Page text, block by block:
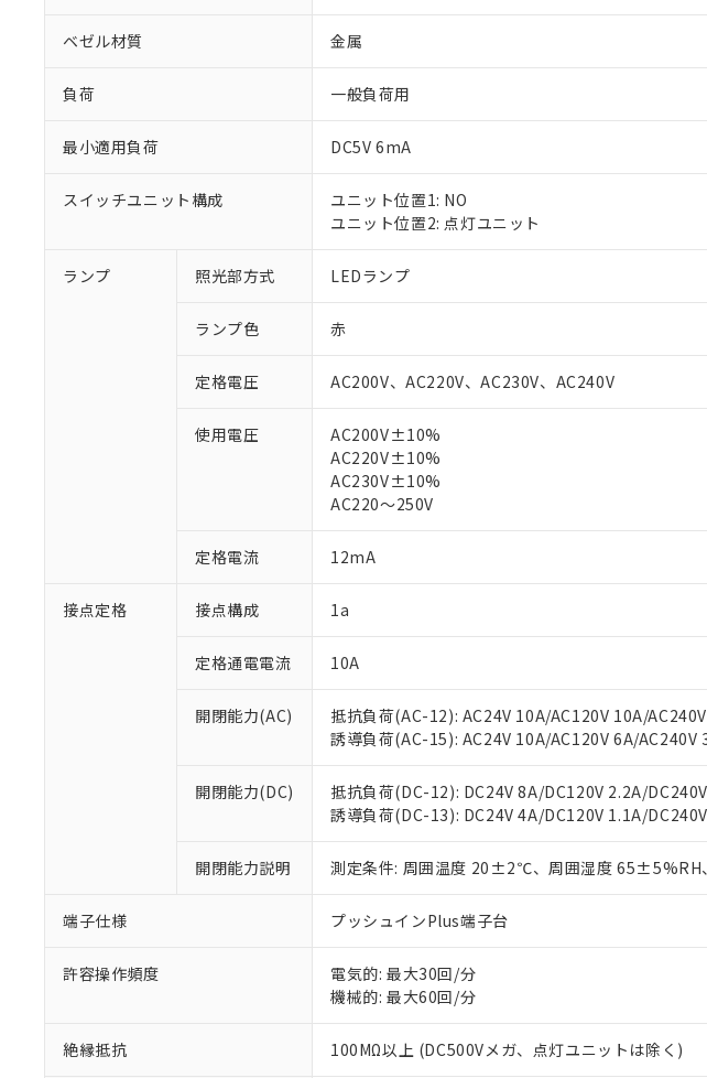
ベゼル材質 金属
負荷 一般負荷用
最小適用負荷 DC5V 6mA
スイッチユニット構成
ユニット位置1: NO
ユニット位置2: 点灯ユニット
ランプ 照光部方式 LEDランプ
ランプ色 赤
定格電圧 AC200V、AC220V、AC230V、AC240V
使用電圧
AC200V±10%
AC220V±10%
AC230V±10%
AC220～250V
定格電流 12mA
接点定格 接点構成 1a
定格通電電流 10A
開閉能力(AC)
抵抗負荷(AC-12): AC24V 10A/AC120V 10A/
誘導負荷(AC-15): AC24V 10A/AC120V 6A/AC240V
開閉能力(DC)
抵抗負荷(DC-12): DC24V 8A/DC120V 2.2A/
誘導負荷(DC-13): DC24V 4A/DC120V 1.1A/
開閉能力説明 測定条件: 周囲温度 20±2℃、周囲湿度 65±5%RH
端子仕様 プッシュインPlus端子台
許容操作頻度
電気的: 最大30回/分
機械的: 最大60回/分
絶縁抵抗 100MΩ以上 (DC500Vメガ、点灯ユニットは除く)
ご利用条件
以下の条件をお読みいただき、同意のうえご利用
正式な納期状況および標準価格はお客様の
当社販売員にご相談ください。
オムロン制御機器販売店や当社販売拠点は
在庫状況および標準価格結果を当社の事前
す。
マイパーツ機能（部品リスト作成サービ
ている必要があります。
が、当社の製品・サービスに関するお客様
さい。
※当社の共同利用者とは、
いる法人を指します。
対応予定：EU RoHS指令（10物質）の非含有に
対応予定なし：EU RoHS指令（10物質）の非含
調査・確認中：EU RoHS指令（10物質）の非含
非該当品：ライセンス料など無形物で、有害物
仕入先様の事情により、非含有部品としていた
があります。
*EU RoHS指令（10物質）：
六価クロム(Cr(Ⅵ)) 1000ppm以下、ポリ臭化ビフェニル類
但し、RoHS指令で産業用監視および制御機器に対する適用除
フタル酸エステル類の４物質については閾値を超える意図的
※2 対応予定月
部品在庫の切り替え状況などにより、予定月が
※3 非含有証明書ダウンロード
EU RoHS指令（10物質）の非含有証明書
51物質の非含有証明書（当社基準）
※本証明書は発行日時点で非含有を証明するも
また、RoHS指令のフタル酸エステル類４物質
混在することから備考欄に対応日を記載しており
既に当社にて対応品への在庫切替を完了して
※1 中国RoHS○×表
「×」：最大均質材料含有率が中国RoHSの基準
「－」：未確認です。当社販売部門へお問い合わ
Pb(鉛) :1000ppm、 Hg(水銀) : 1000ppm、 Cd(カドミウム) :
DBP(フタル酸ジブチル) : 1000ppm、 DIBP(フタル酸ジイソ
※2 環境保護使用期限
「ｅ」：有害物質（10物質）のすべてが基準値
「10」：通常の使用状況下において有害物質が
味します。
「－」：未確認です。当社販売部門へお問い合
う）を輸出または国外への提供する場合は
置等に一切使用いたしません。
当社は、貴社製品を第三者に販売する場合
また当社は、販売先および販売に係わる関
たしません。
記
説明
△ 一定数には満たないが在庫あり
－
在庫なし(最新の在庫状況については
機器販売店・当社販売員にご確認くだ
空
白
受注生産機種、また在庫状況の情報を